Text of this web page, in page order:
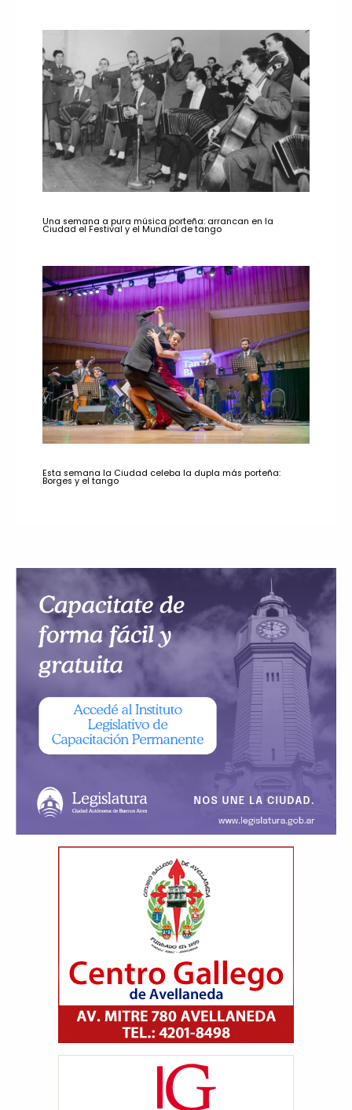
Una semana a pura música porteña: arrancan en la
Ciudad el Festival y el Mundial de tango
Esta semana la Ciudad celeba la dupla más porteña:
Borges y el tango